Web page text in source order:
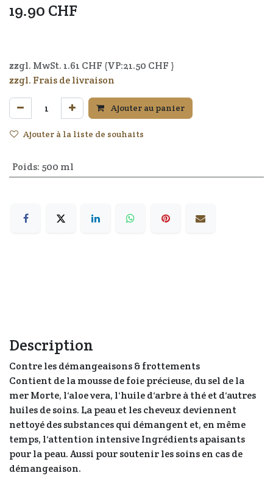
19.90 CHF
zzgl. MwSt. 1.61 CHF (VP:21.50 CHF )
zzgl. Frais de livraison
Ajouter au panier
Ajouter à la liste de souhaits
Poids: 500 ml
Description
Contre les démangeaisons & frottements
Contient de la mousse de foie précieuse, du sel de la
mer Morte, l‘aloe vera, l‘huile d‘arbre à thé et d‘autres
huiles de soins. La peau et les cheveux deviennent
nettoyé des substances qui démangent et, en même
temps, l‘attention intensive Ingrédients apaisants
pour la peau. Aussi pour soutenir les soins en cas de
démangeaison.